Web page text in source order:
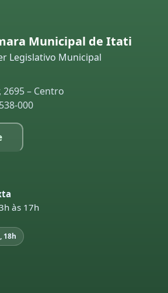
Municipal de Itati
Legislativo Municipal
2695 – Centro
000
às 17h
18h